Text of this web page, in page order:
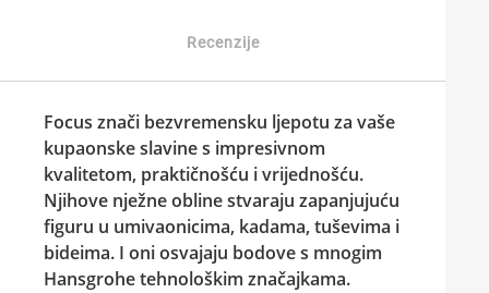
Recenzije
Focus znači bezvremensku ljepotu za vaše
kupaonske slavine s impresivnom
kvalitetom, praktičnošću i vrijednošću.
Njihove nježne obline stvaraju zapanjujuću
figuru u umivaonicima, kadama, tuševima i
bideima. I oni osvajaju bodove s mnogim
Hansgrohe tehnološkim značajkama.